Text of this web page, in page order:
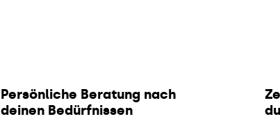
Persönliche Beratung nach
deinen Bedürfnissen